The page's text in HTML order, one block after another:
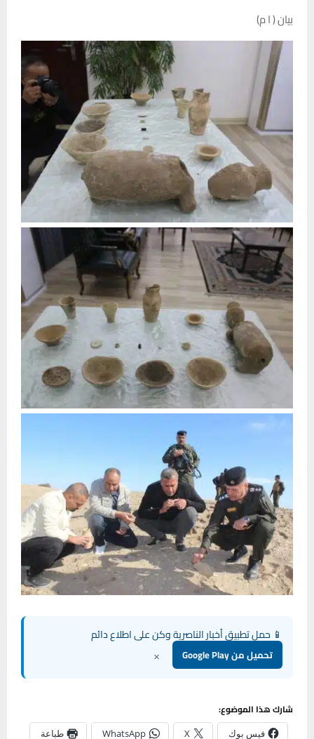
بيان ( ا م)
📱 حمل تطبيق أخبار الناصرية وكن على اطلاع دائم
تحميل من Google Play ×
شارك هذا الموضوع:
فيس بوك X
WhatsApp طباعة